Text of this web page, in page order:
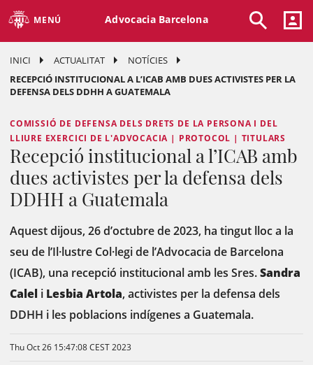
MENÚ Advocacia Barcelona
INICI ACTUALITAT
NOTÍCIES
RECEPCIÓ INSTITUCIONAL A L’ICAB AMB DUES ACTIVISTES PER LA
DEFENSA DELS DDHH A GUATEMALA
COMISSIÓ DE DEFENSA DELS DRETS DE LA PERSONA I DEL
LLIURE EXERCICI DE L'ADVOCACIA | PROTOCOL | TITULARS
Recepció institucional a l’ICAB amb
dues activistes per la defensa dels
DDHH a Guatemala
Aquest dijous, 26 d’octubre de 2023, ha tingut lloc a la
seu de l’Il·lustre Col·legi de l’Advocacia de Barcelona
(ICAB), una recepció institucional amb les Sres.Sandra
Calel i Lesbia Artola, activistes per la defensa dels
DDHH i les poblacions indígenes a Guatemala.
Thu Oct 26 15:47:08 CEST 2023